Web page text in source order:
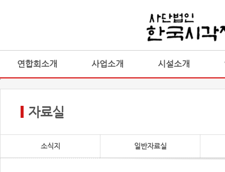
연합회소개 사업소개 시설소개
자료실
소식지 일반자료실